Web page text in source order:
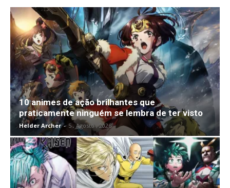
10 animes de ação brilhantes que
praticamente ninguém se lembra de ter visto
Helder Archer - 5 , Agosto , 2026